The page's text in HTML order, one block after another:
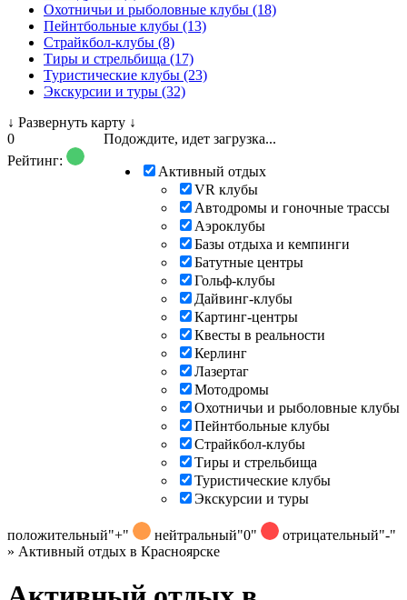
Охотничьи и рыболовные клубы (18)
Пейнтбольные клубы (13)
Страйкбол-клубы (8)
Тиры и стрельбища (17)
Туристические клубы (23)
Экскурсии и туры (32)
↓ Развернуть карту ↓
Подождите, идет загрузка...
Активный отдых
VR клубы
Автодромы и гоночные трассы
Аэроклубы
Базы отдыха и кемпинги
Батутные центры
Гольф-клубы
Дайвинг-клубы
Картинг-центры
Квесты в реальности
Керлинг
Лазертаг
Мотодромы
Охотничьи и рыболовные клубы
Пейнтбольные клубы
Страйкбол-клубы
Тиры и стрельбища
Туристические клубы
Экскурсии и туры
0
Рейтинг:
положительный"+" нейтральный"0" отрицательный"-"
» Активный отдых в Красноярске